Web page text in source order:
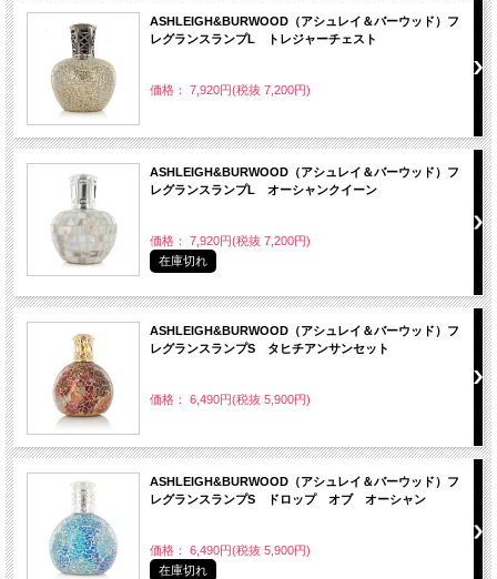
ASHLEIGH&BURWOOD（アシュレイ＆バーウッド）フ
レグランスランプL トレジャーチェスト
価格： 7,920円(税抜 7,200円)
ASHLEIGH&BURWOOD（アシュレイ＆バーウッド）フ
レグランスランプL オーシャンクイーン
価格： 7,920円(税抜 7,200円)
在庫切れ
ASHLEIGH&BURWOOD（アシュレイ＆バーウッド）フ
レグランスランプS タヒチアンサンセット
価格： 6,490円(税抜 5,900円)
ASHLEIGH&BURWOOD（アシュレイ＆バーウッド）フ
レグランスランプS ドロップ オブ オーシャン
価格： 6,490円(税抜 5,900円)
在庫切れ